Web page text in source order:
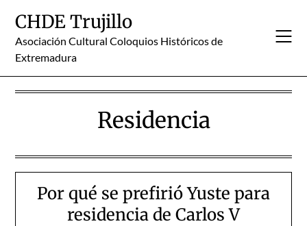
content
CHDE Trujillo
Asociación Cultural Coloquios Históricos de
Extremadura
Residencia
Por qué se prefirió Yuste para
residencia de Carlos V